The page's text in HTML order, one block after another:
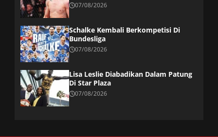
07/08/2026
Schalke Kembali Berkompetisi Di
Bundesliga
07/08/2026
Lisa Leslie Diabadikan Dalam Patung
Di Star Plaza
07/08/2026